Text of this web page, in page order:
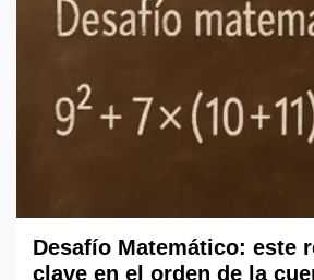
Desafío Matemático: este
clave en el orden de la